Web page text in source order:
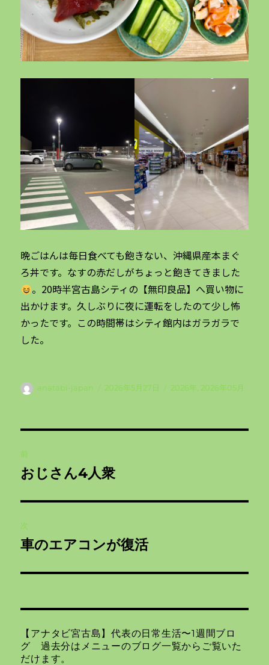
晩ごはんは毎日食べても飽きない、沖縄県産本まぐ
ろ丼です。なすの赤だしがちょっと飽きてきました
。20時半宮古島シティの【無印良品】へ買い物に
出かけます。久しぶりに夜に運転をしたのて少し怖
かったです。この時間帯はシティ館内はガラガラで
した。
投
anatabi-japan
投
2026年5月27日
カ
2026年, 2026年05月
稿
ビ
ゲ
ー
ン
前
前
投
稿:
おじさん4人衆
次
次
投
車のエアコンが復活
【アナタビ宮古島】代表の日常生活〜1週間ブロ
グ 過去分はメニューのブログ一覧からご覧いた
だけます。